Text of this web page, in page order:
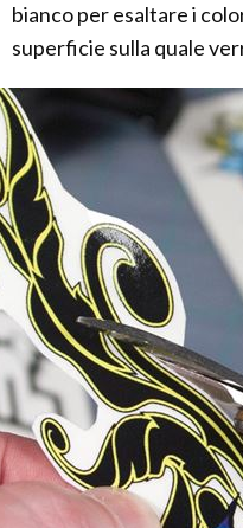
bianco per esaltare i
superficie sulla quale